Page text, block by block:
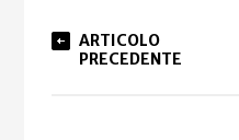
ARTICOLO
PRECEDENTE